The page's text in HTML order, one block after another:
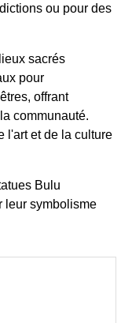
ou pour des
sacrés
pour
offrant
communauté.
l'art et de la culture
Bulu
leur symbolisme